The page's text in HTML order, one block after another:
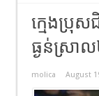
ក្មេងប្រុ
ធ្ងន់ស្រា
molica August